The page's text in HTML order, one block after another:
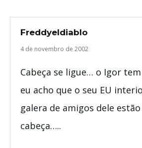
Freddyeldiablo
4 de novembro de 2002
Cabeça se ligue… o Igor
eu acho que o seu EU
galera de amigos dele
cabeça…..